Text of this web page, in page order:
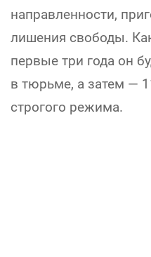
направленности,
лишения свободы.
первые три года он
в тюрьме, а затем —
строгого режима.